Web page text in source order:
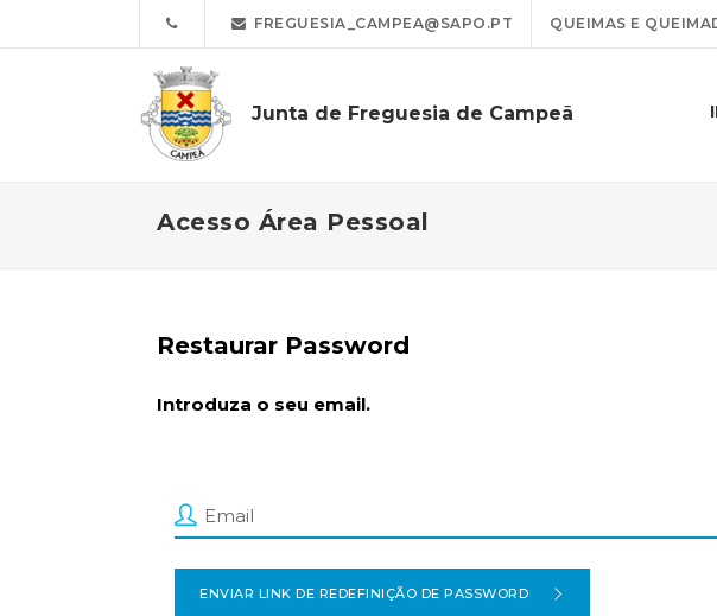
FREGUESIA_CAMPEA@SAPO.PT QUEIMAS E
Junta de Freguesia de Campeã
Acesso Área Pessoal
Restaurar Password
Introduza o seu email.
ENVIAR LINK DE REDEFINIÇÃO DE PASSWORD